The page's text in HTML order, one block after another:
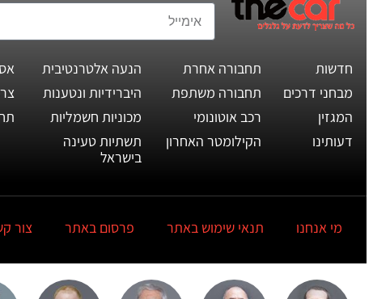
חדשות
מבחני דרכים
המגזין
דעותינו
תחבורה אחרת
תחבורה משתפת
רכב אוטונומי
הקילומטר האחרון
הנעה אלטרנטיבית
היברידיות ונטענות
מכוניות חשמליות
תשתיות טעינה
בישראל
מי אנחנו תנאי שימוש באתר פרסום באתר צור